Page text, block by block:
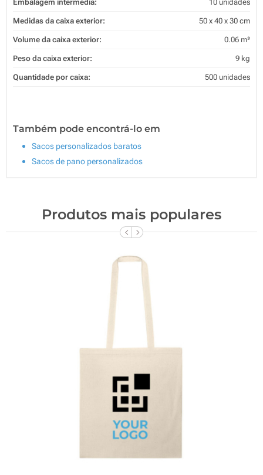
Embalagem intermédia: 10 unidades
Medidas da caixa exterior: 50 x 40 x 30 cm
Volume da caixa exterior: 0.06 m³
Peso da caixa exterior: 9 kg
Quantidade por caixa: 500 unidades
Também pode encontrá-lo em
Sacos personalizados baratos
Sacos de pano personalizados
Produtos mais populares